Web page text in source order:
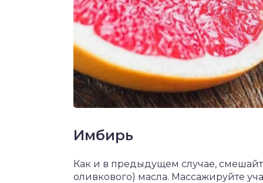
Имбирь
Как и в предыдущем случае,
оливкового) масла. Массажируйте